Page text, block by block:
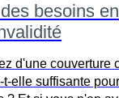
besoins en
d'une couverture
elle suffisante